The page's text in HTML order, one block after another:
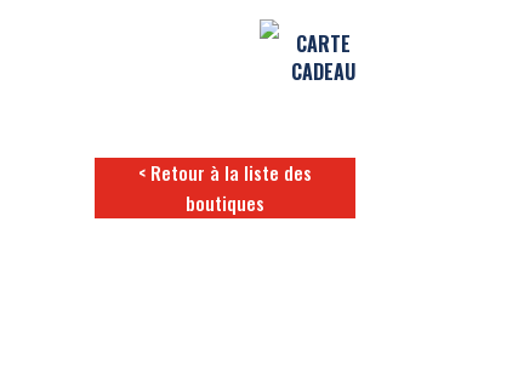
CARTE
CADEAU
< Retour à la liste des
boutiques